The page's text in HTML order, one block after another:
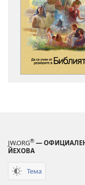
JW.ORG® — ОФИЦИАЛЕН
ЙЕХОВА
Тема